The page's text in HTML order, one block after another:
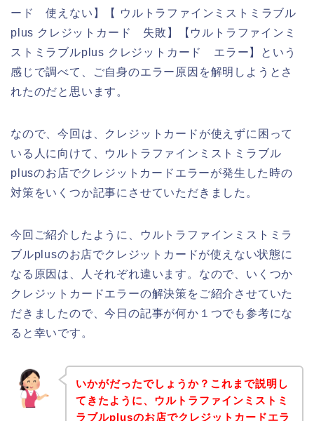
ード 使えない】【 ウルトラファインミストミラブル
plus クレジットカード 失敗】【ウルトラファインミ
ストミラブルplus クレジットカード エラー】という
感じで調べて、ご自身のエラー原因を解明しようとさ
れたのだと思います。
なので、今回は、クレジットカードが使えずに困って
いる人に向けて、ウルトラファインミストミラブル
plusのお店でクレジットカードエラーが発生した時の
対策をいくつか記事にさせていただきました。
今回ご紹介したように、ウルトラファインミストミラ
ブルplusのお店でクレジットカードが使えない状態に
なる原因は、人それぞれ違います。なので、いくつか
クレジットカードエラーの解決策をご紹介させていた
だきましたので、今日の記事が何か１つでも参考にな
ると幸いです。
いかがだったでしょうか？これまで説明し
てきたように、ウルトラファインミストミ
ラブルplusのお店でクレジットカードエラ